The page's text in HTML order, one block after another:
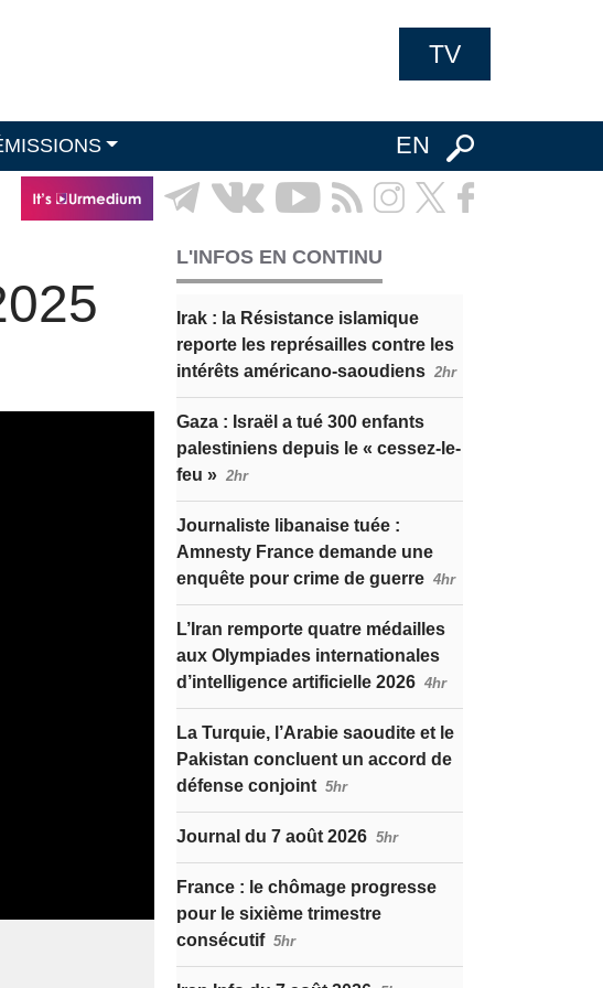
TV
EN
L'INFOS EN CONTINU
Irak : la Résistance islamique
reporte les représailles contre les
intérêts américano-saoudiens 2hr
Gaza : Israël a tué 300 enfants
palestiniens depuis le « cessez-le-
feu » 2hr
Journaliste libanaise tuée :
Amnesty France demande une
enquête pour crime de guerre 4hr
L’Iran remporte quatre médailles
aux Olympiades internationales
d’intelligence artificielle 2026 4hr
La Turquie, l’Arabie saoudite et le
Pakistan concluent un accord de
défense conjoint 5hr
Journal du 7 août 2026 5hr
France : le chômage progresse
pour le sixième trimestre
consécutif 5hr